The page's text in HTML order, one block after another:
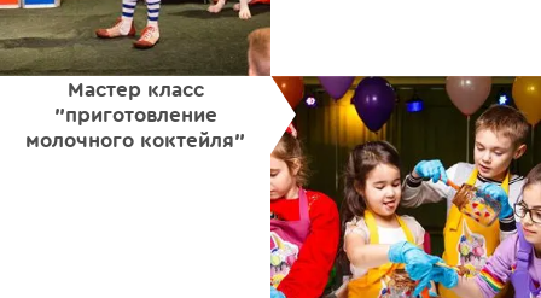
Мастер класс
"приготовление
молочного коктейля"